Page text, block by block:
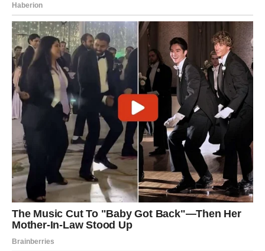
U ovom teškom ciklusu mnoge Device su:
radile preko svojih mogućnosti,
brinule za sve oko sebe,
osećale da ih niko ne podržava,
dobijale malo, a davale mnogo,
prolazile kroz usamljene borbe.
I zvezde su to videle.
I sada vam vraćaju.